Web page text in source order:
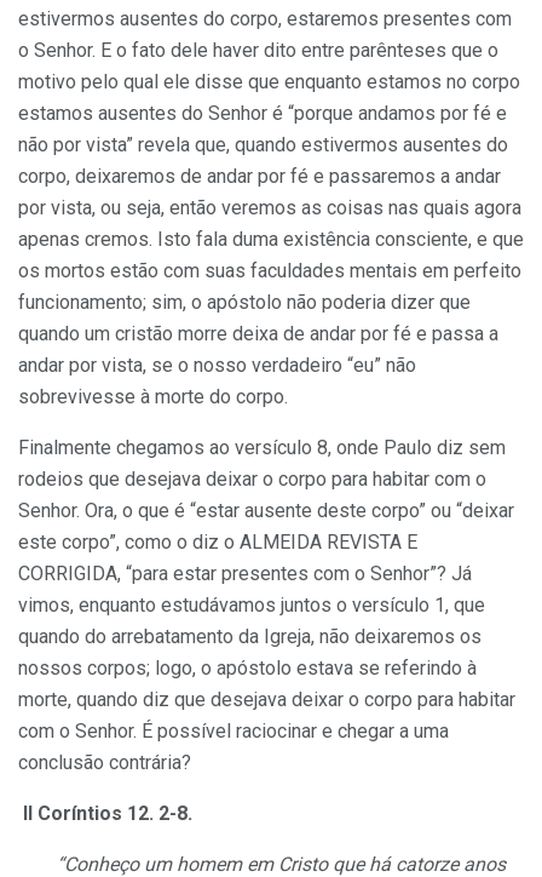
estivermos ausentes do corpo, estaremos presentes com
o Senhor. E o fato dele haver dito entre parênteses que o
motivo pelo qual ele disse que enquanto estamos no corpo
estamos ausentes do Senhor é “porque andamos por fé e
não por vista” revela que, quando estivermos ausentes do
corpo, deixaremos de andar por fé e passaremos a andar
por vista, ou seja, então veremos as coisas nas quais agora
apenas cremos. Isto fala duma existência consciente, e que
os mortos estão com suas faculdades mentais em perfeito
funcionamento; sim, o apóstolo não poderia dizer que
quando um cristão morre deixa de andar por fé e passa a
andar por vista, se o nosso verdadeiro “eu” não
sobrevivesse à morte do corpo.
Finalmente chegamos ao versículo 8, onde Paulo diz sem
rodeios que desejava deixar o corpo para habitar com o
Senhor. Ora, o que é “estar ausente deste corpo” ou “deixar
este corpo”, como o diz o ALMEIDA REVISTA E
CORRIGIDA, “para estar presentes com o Senhor”? Já
vimos, enquanto estudávamos juntos o versículo 1, que
quando do arrebatamento da Igreja, não deixaremos os
nossos corpos; logo, o apóstolo estava se referindo à
morte, quando diz que desejava deixar o corpo para habitar
com o Senhor. É possível raciocinar e chegar a uma
conclusão contrária?
II Coríntios 12. 2-8.
“Conheço um homem em Cristo que há catorze anos